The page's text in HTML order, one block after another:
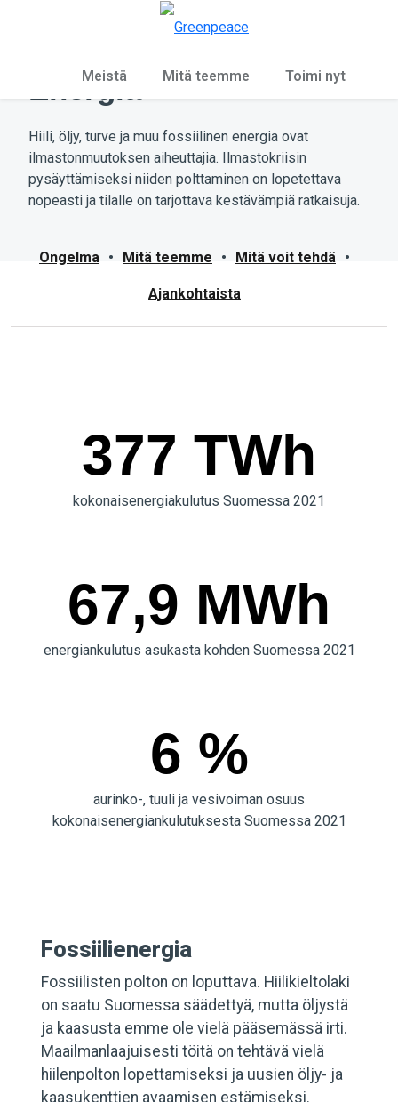
Meistä Mitä teemme Toimi nyt
Energia
Hiili, öljy, turve ja muu fossiilinen energia ovat
ilmastonmuutoksen aiheuttajia. Ilmastokriisin
pysäyttämiseksi niiden polttaminen on lopetettava
nopeasti ja tilalle on tarjottava kestävämpiä ratkaisuja.
Ongelma • Mitä teemme • Mitä voit tehdä •
Ajankohtaista
377 TWh
kokonaisenergiakulutus Suomessa 2021
67,9 MWh
energiankulutus asukasta kohden Suomessa 2021
6 %
aurinko-, tuuli ja vesivoiman osuus
kokonaisenergiankulutuksesta Suomessa 2021
Fossiilienergia
Fossiilisten polton on loputtava. Hiilikieltolaki
on saatu Suomessa säädettyä, mutta öljystä
ja kaasusta emme ole vielä pääsemässä irti.
Maailmanlaajuisesti töitä on tehtävä vielä
hiilenpolton lopettamiseksi ja uusien öljy- ja
kaasukenttien avaamisen estämiseksi.